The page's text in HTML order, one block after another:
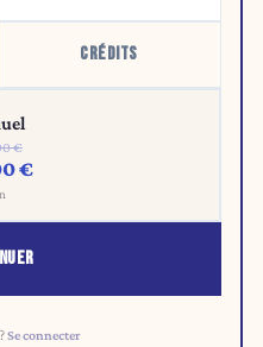
CRÉDITS
€
€
Se connecter